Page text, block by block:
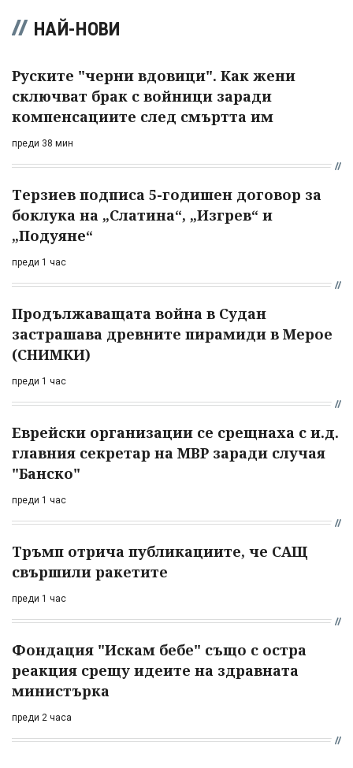
НАЙ-НОВИ
Руските "черни вдовици". Как жени
сключват брак с войници заради
компенсациите след смъртта им
преди 38 мин
Терзиев подписа 5-годишен договор за
боклука на „Слатина“, „Изгрев“ и
„Подуяне“
преди 1 час
Продължаващата война в Судан
застрашава древните пирамиди в Мерое
(СНИМКИ)
преди 1 час
Еврейски организации се срещнаха с и.д.
главния секретар на МВР заради случая
"Банско"
преди 1 час
Тръмп отрича публикациите, че САЩ
свършили ракетите
преди 1 час
Фондация "Искам бебе" също с остра
реакция срещу идеите на здравната
министърка
преди 2 часа